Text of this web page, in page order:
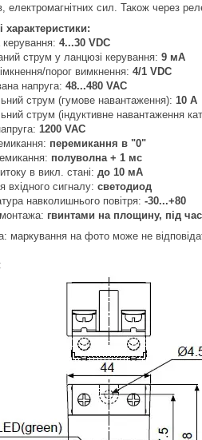
електромагнітних сил. Також через
характеристики:
керування: 4...30 VDC
струм у ланцюзі керування: 9 мА
порог вимкнення: 4/1 VDC
напруга: 48...480 VAC
струм (гумове навантаження): 10 А
струм (індуктивне навантаження
1200 VAC
перемикання в "0"
полуволна + 1 мс
в викл. стані: до 10 мА
вхідного сигналу: светодиод
навколишнього повітря: -30...+80
гвинтами на площину, під
маркування на фото може не